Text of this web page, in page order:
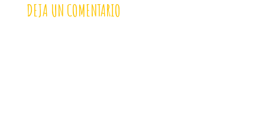
DEJA UN COMENTARIO